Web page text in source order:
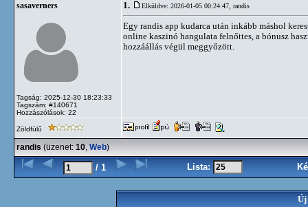
sasaverners
Tagság: 2025-12-30 18:23:33
Tagszám: #140671
Hozzászólások: 22
1. Elküldve: 2026-01-05 00:24:47, randis
Egy randis app kudarca után inkább máshol
online kaszinó hangulata felnőttes, a bónusz
hozzáállás végül meggyőzött.
Zöldfülű
randis (üzenet: 10, Web)
/ 1 Lista:
Új